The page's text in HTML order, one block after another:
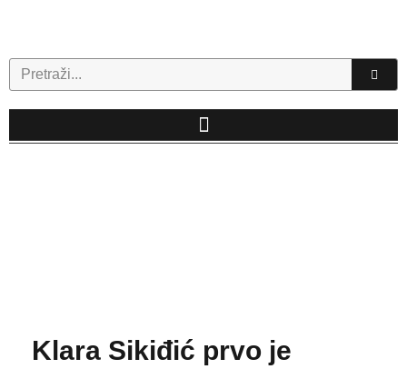
Search
Klara Sikiđić prvo je